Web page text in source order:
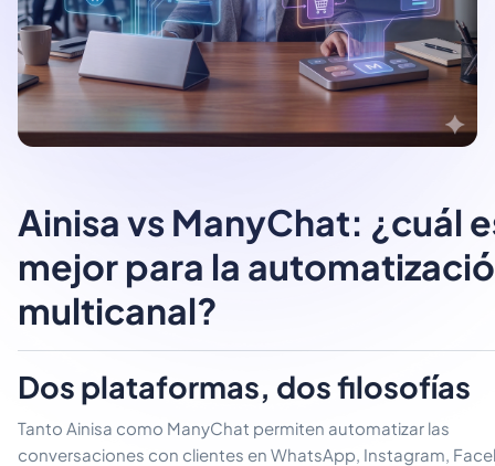
Ainisa vs ManyChat: ¿cuál
mejor para la
multicanal?
Dos plataformas, dos filosofías
Tanto Ainisa como ManyChat permiten automatizar las
conversaciones con clientes en WhatsApp, Instagram,